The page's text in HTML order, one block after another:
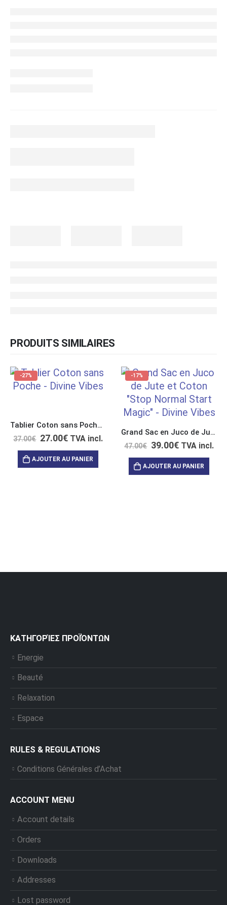
PRODUITS SIMILAIRES
-27%
Tablier Coton sans Poche “Relax Nothing is Under Control”
37.00€ 27.00€ TVA incl.
AJOUTER AU PANIER
-17%
Grand Sac en Juco de Jute et Coton “Stop Normal Start Magic”
47.00€ 39.00€ TVA incl.
AJOUTER AU PANIER
ΚΑΤΗΓΟΡΊΕΣ ΠΡΟΪΌΝΤΩΝ
Energie
Beauté
Relaxation
Espace
RULES & REGULATIONS
Conditions Générales d’Achat
ACCOUNT MENU
Account details
Orders
Downloads
Addresses
Lost password